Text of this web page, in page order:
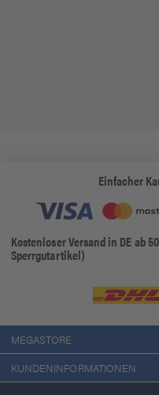
Einfacher
Kostenloser Versand in DE ab
Sperrgutartikel)
MEGASTORE
KUNDENINFORMATIONEN